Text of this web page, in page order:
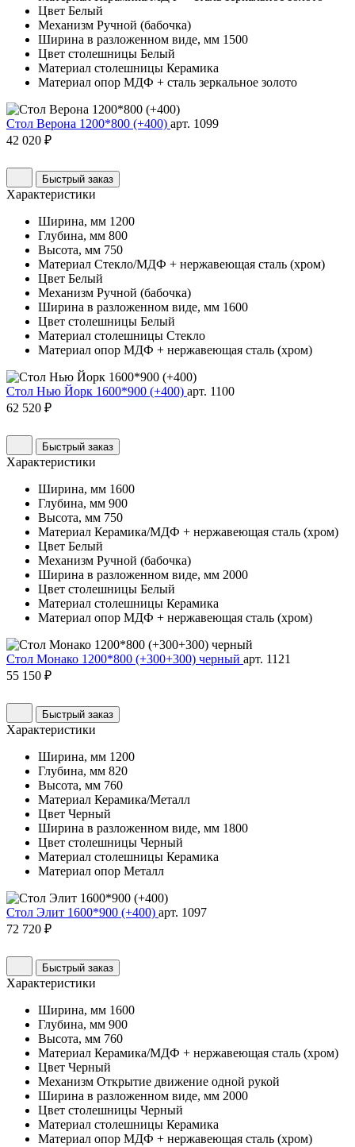
Цвет Белый
Механизм Ручной (бабочка)
Ширина в разложенном виде, мм 1500
Цвет столешницы Белый
Материал столешницы Керамика
Материал опор МДФ + сталь зеркальное золото
Стол Верона 1200*800 (+400) арт. 1099
42 020 ₽
Быстрый заказ
Характеристики
Ширина, мм 1200
Глубина, мм 800
Высота, мм 750
Материал Стекло/МДФ + нержавеющая сталь (хром)
Цвет Белый
Механизм Ручной (бабочка)
Ширина в разложенном виде, мм 1600
Цвет столешницы Белый
Материал столешницы Стекло
Материал опор МДФ + нержавеющая сталь (хром)
Стол Нью Йорк 1600*900 (+400) арт. 1100
62 520 ₽
Быстрый заказ
Характеристики
Ширина, мм 1600
Глубина, мм 900
Высота, мм 750
Материал Керамика/МДФ + нержавеющая сталь (хром)
Цвет Белый
Механизм Ручной (бабочка)
Ширина в разложенном виде, мм 2000
Цвет столешницы Белый
Материал столешницы Керамика
Материал опор МДФ + нержавеющая сталь (хром)
Стол Монако 1200*800 (+300+300) черный арт. 1121
55 150 ₽
Быстрый заказ
Характеристики
Ширина, мм 1200
Глубина, мм 820
Высота, мм 760
Материал Керамика/Металл
Цвет Черный
Ширина в разложенном виде, мм 1800
Цвет столешницы Черный
Материал столешницы Керамика
Материал опор Металл
Стол Элит 1600*900 (+400) арт. 1097
72 720 ₽
Быстрый заказ
Характеристики
Ширина, мм 1600
Глубина, мм 900
Высота, мм 760
Материал Керамика/МДФ + нержавеющая сталь (хром)
Цвет Черный
Механизм Открытие движение одной рукой
Ширина в разложенном виде, мм 2000
Цвет столешницы Черный
Материал столешницы Керамика
Материал опор МДФ + нержавеющая сталь (хром)